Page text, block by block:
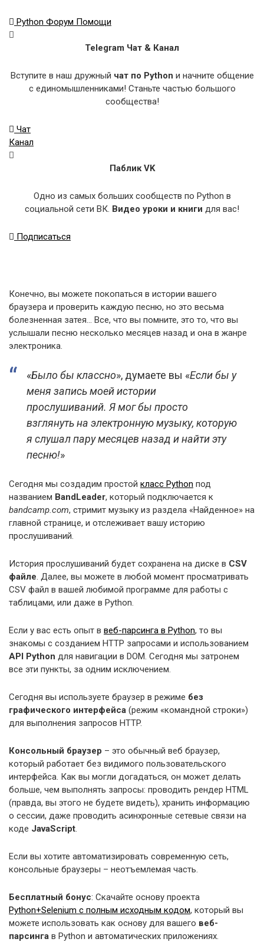
Python Форум Помощи
Telegram Чат & Канал
Вступите в наш дружный чат по Python и начните общение
с единомышленниками! Станьте частью большого
сообщества!
Чат
Канал
Паблик VK
Одно из самых больших сообществ по Python в
социальной сети ВК. Видео уроки и книги для вас!
Подписаться
Конечно, вы можете покопаться в истории вашего
браузера и проверить каждую песню, но это весьма
болезненная затея… Все, что вы помните, это то, что вы
услышали песню несколько месяцев назад и она в жанре
электроника.
«Было бы классно», думаете вы «Если бы у
меня запись моей истории
прослушиваний. Я мог бы просто
взглянуть на электронную музыку, которую
я слушал пару месяцев назад и найти эту
песню!»
Сегодня мы создадим простой класс Python под
названием BandLeader, который подключается к
bandcamp.com, стримит музыку из раздела «Найденное» на
главной странице, и отслеживает вашу историю
прослушиваний.
История прослушиваний будет сохранена на диске в CSV
файле . Далее, вы можете в любой момент просматривать
CSV файл в вашей любимой программе для работы с
таблицами, или даже в Python.
Если у вас есть опыт в веб-парсинга в Python, то вы
знакомы с созданием HTTP запросами и использованием
API Python для навигации в DOM. Сегодня мы затронем
все эти пункты, за одним исключением.
Сегодня вы используете браузер в режиме без
графического интерфейса (режим «командной строки»)
для выполнения запросов HTTP.
Консольный браузер – это обычный веб браузер,
который работает без видимого пользовательского
интерфейса. Как вы могли догадаться, он может делать
больше, чем выполнять запросы: проводить рендер HTML
(правда, вы этого не будете видеть), хранить информацию
о сессии, даже проводить асинхронные сетевые связи на
коде JavaScript
Если вы хотите автоматизировать современную сеть,
консольные браузеры – неотъемлемая часть.
Бесплатный бонус: Скачайте основу проекта
Python+Selenium с полным исходным кодом, который вы
можете использовать как основу для вашего веб-
парсинга в Python и автоматических приложениях.